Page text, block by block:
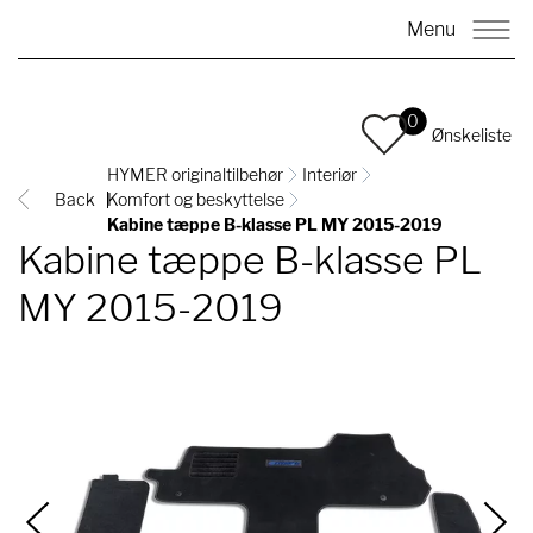
Menu
0
Ønskeliste
Back
HYMER originaltilbehør
Interiør
Komfort og beskyttelse
Kabine tæppe B-klasse PL MY 2015-2019
Kabine tæppe B-klasse PL
MY 2015-2019